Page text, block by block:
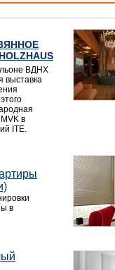
ВДНХ
выставка
в
ITE.
в